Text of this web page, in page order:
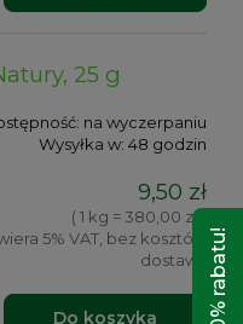
25 g
na wyczerpaniu
Wysyłka w: 48 godzin
9,50 zł
( 1 kg = 380,00 zł )
5% VAT, bez kosztów
dostawy
Do koszyka